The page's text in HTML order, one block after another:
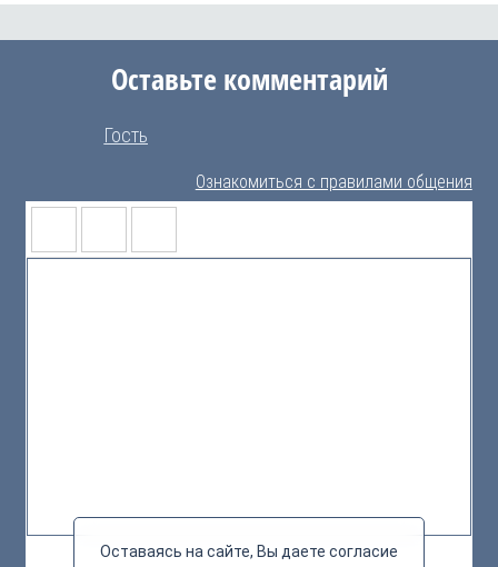
Оставьте комментарий
Гость
Ознакомиться с правилами общения
Оставаясь на сайте, Вы даете согласие